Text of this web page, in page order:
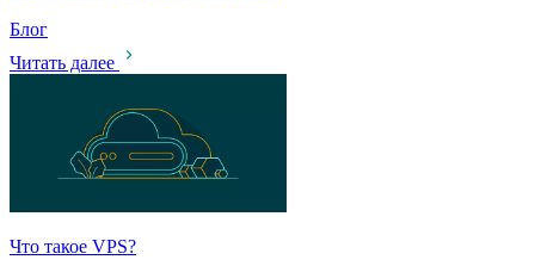
Блог
Читать далее
Что такое VPS?